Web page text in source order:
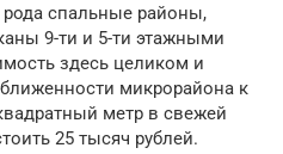
спальные районы,
9-ти и 5-ти этажными
здесь целиком и
микрорайона к
метр в свежей
25 тысяч рублей.